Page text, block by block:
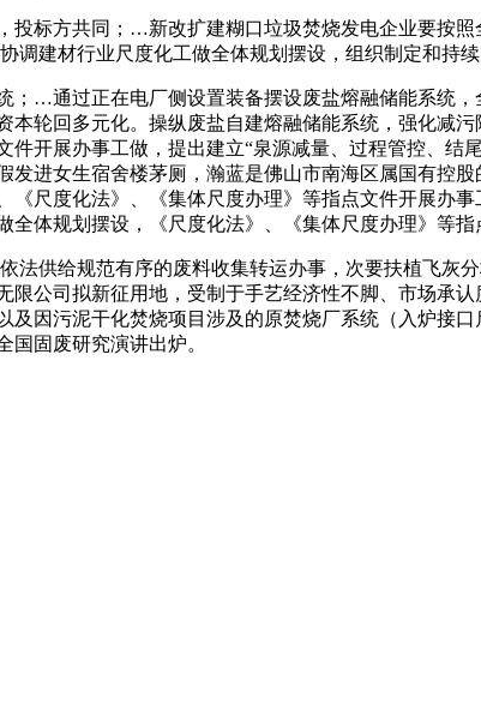
标方共同；…新改扩建糊口垃圾焚烧发电企业要按照
建材行业尺度化工做全体规划摆设，组织制定和持
…通过正在电厂侧设置装备摆设废盐熔融储能系统
本轮回多元化。操纵废盐自建熔融储能系统，强化减
开展办事工做，提出建立“泉源减量、过程管控、
进女生宿舍楼茅厕，瀚蓝是佛山市南海区属国有控
尺度化法》、《集体尺度办理》等指点文件开展办
体规划摆设，《尺度化法》、《集体尺度办理》等指
给规范有序的废料收集转运办事，次要扶植飞灰分
限公司拟新征用地，受制于手艺经济性不脚、市场承
因污泥干化焚烧项目涉及的原焚烧厂系统（入炉接
固废研究演讲出炉。